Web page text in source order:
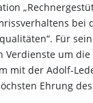
bei
Für
Verdienste um
mit der Adolf-
Ehrung des